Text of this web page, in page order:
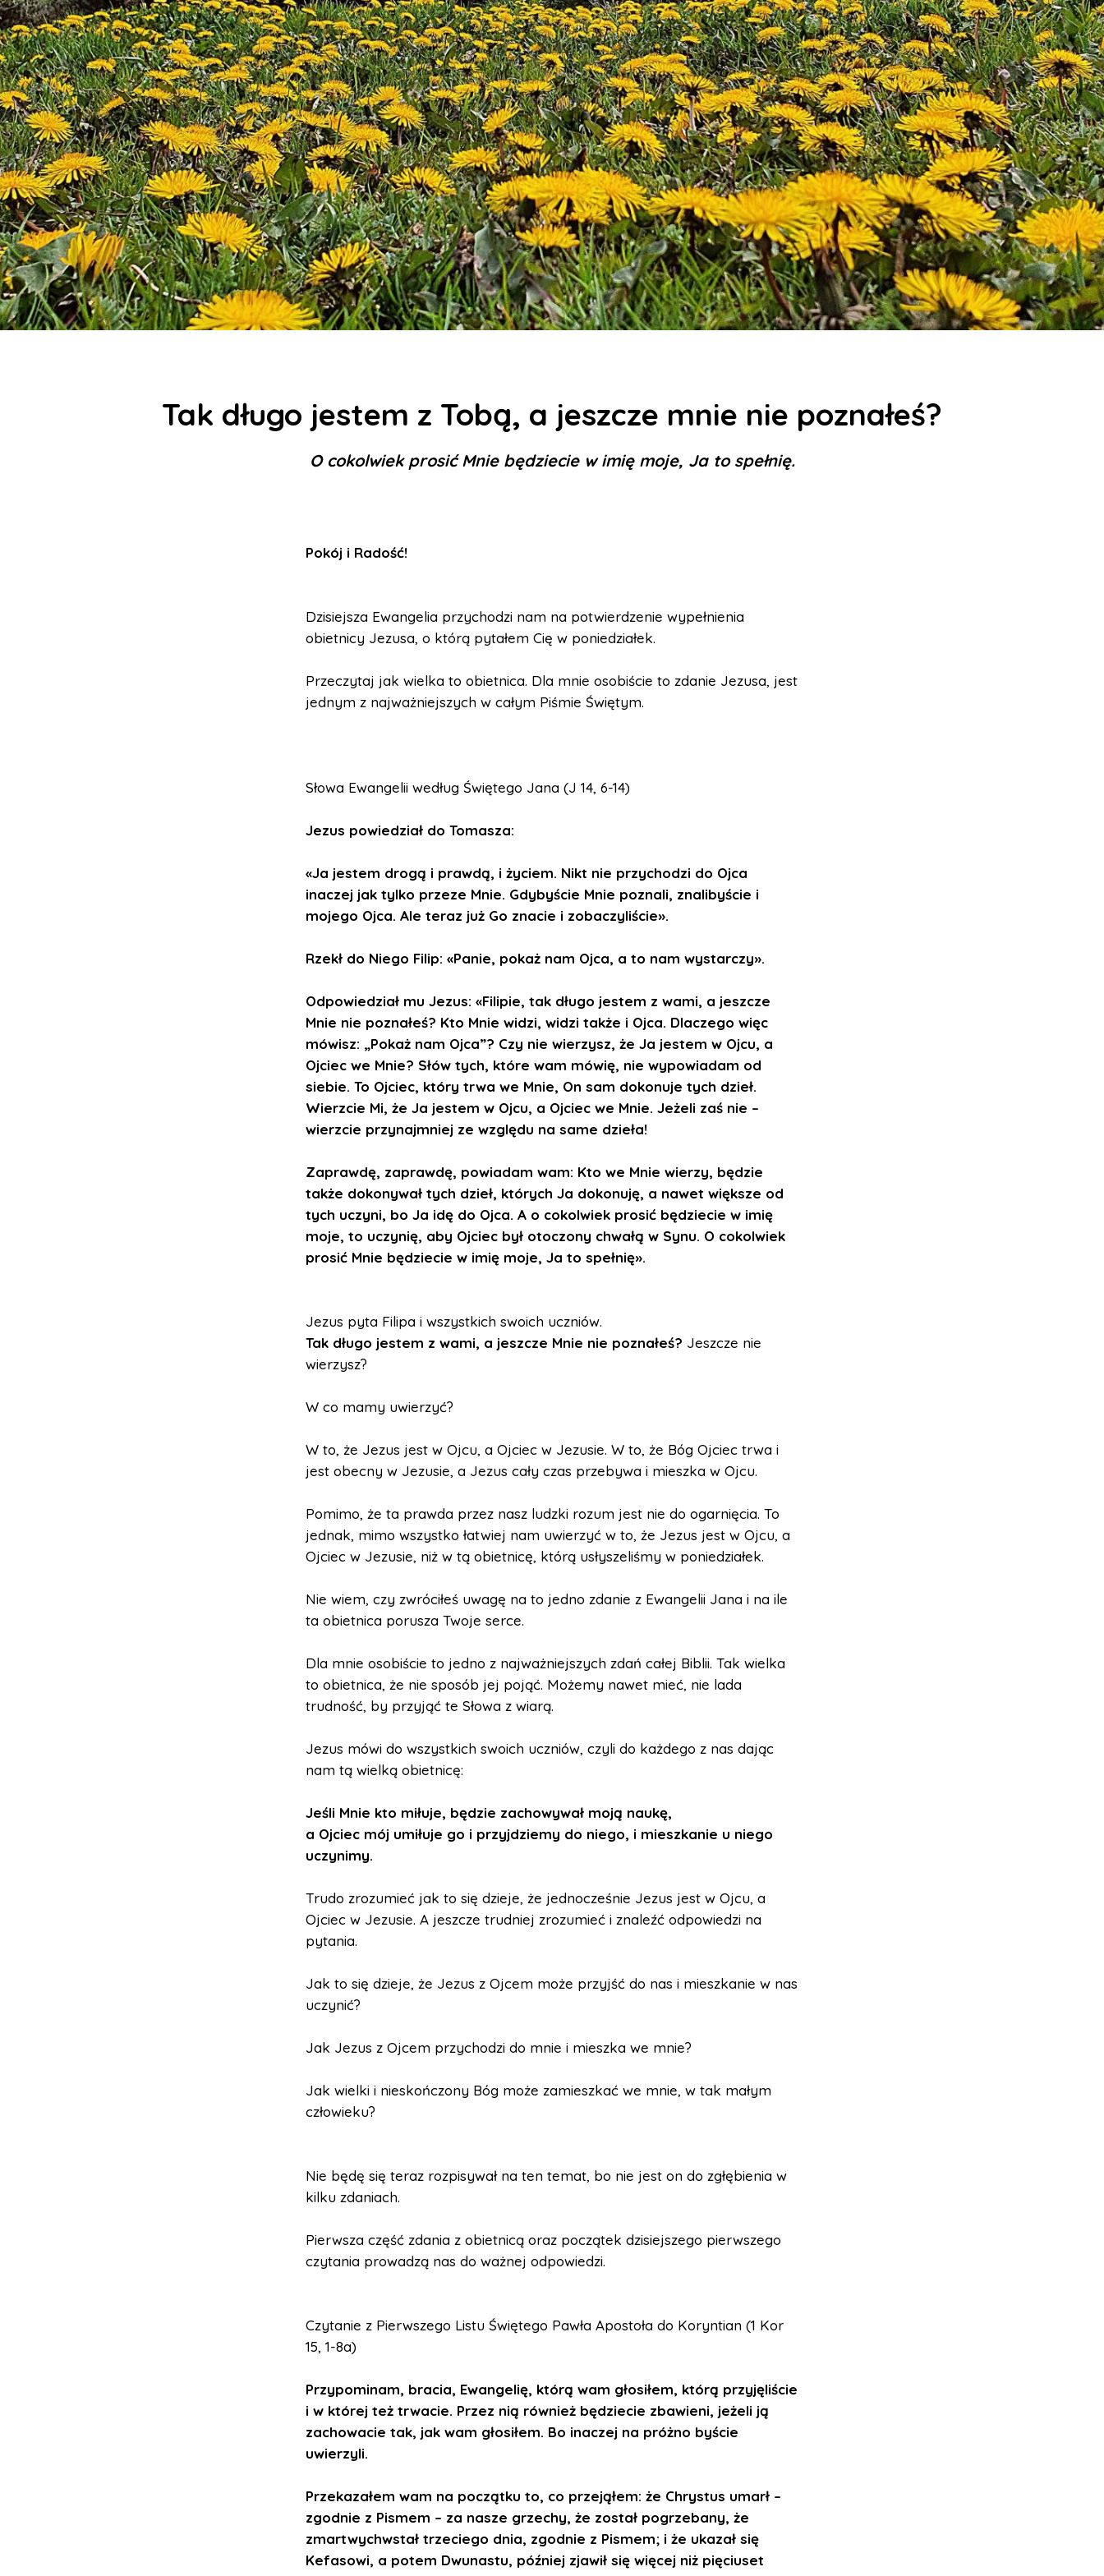
Tak długo jestem z Tobą, a jeszcze mnie nie poznałeś?
O cokolwiek prosić Mnie będziecie w imię moje, Ja to spełnię.
Pokój i Radość!
Dzisiejsza Ewangelia przychodzi nam na potwierdzenie wypełnienia
obietnicy Jezusa, o którą pytałem Cię w poniedziałek.
Przeczytaj jak wielka to obietnica. Dla mnie osobiście to zdanie Jezusa, jest
jednym z najważniejszych w całym Piśmie Świętym.
Słowa Ewangelii według Świętego Jana (J 14, 6-14)
Jezus powiedział do Tomasza:
«Ja jestem drogą i prawdą, i życiem. Nikt nie przychodzi do Ojca
inaczej jak tylko przeze Mnie. Gdybyście Mnie poznali, znalibyście i
mojego Ojca. Ale teraz już Go znacie i zobaczyliście».
Rzekł do Niego Filip: «Panie, pokaż nam Ojca, a to nam wystarczy».
Odpowiedział mu Jezus: «Filipie, tak długo jestem z wami, a jeszcze
Mnie nie poznałeś? Kto Mnie widzi, widzi także i Ojca. Dlaczego więc
mówisz: „Pokaż nam Ojca”? Czy nie wierzysz, że Ja jestem w Ojcu, a
Ojciec we Mnie? Słów tych, które wam mówię, nie wypowiadam od
siebie. To Ojciec, który trwa we Mnie, On sam dokonuje tych dzieł.
Wierzcie Mi, że Ja jestem w Ojcu, a Ojciec we Mnie. Jeżeli zaś nie –
wierzcie przynajmniej ze względu na same dzieła!
Zaprawdę, zaprawdę, powiadam wam: Kto we Mnie wierzy, będzie
także dokonywał tych dzieł, których Ja dokonuję, a nawet większe od
tych uczyni, bo Ja idę do Ojca. A o cokolwiek prosić będziecie w imię
moje, to uczynię, aby Ojciec był otoczony chwałą w Synu. O cokolwiek
prosić Mnie będziecie w imię moje, Ja to spełnię».
Jezus pyta Filipa i wszystkich swoich uczniów.
Tak długo jestem z wami, a jeszcze Mnie nie poznałeś? Jeszcze nie
wierzysz?
W co mamy uwierzyć?
W to, że Jezus jest w Ojcu, a Ojciec w Jezusie. W to, że Bóg Ojciec trwa i
jest obecny w Jezusie, a Jezus cały czas przebywa i mieszka w Ojcu.
Pomimo, że ta prawda przez nasz ludzki rozum jest nie do ogarnięcia. To
jednak, mimo wszystko łatwiej nam uwierzyć w to, że Jezus jest w Ojcu, a
Ojciec w Jezusie, niż w tą obietnicę, którą usłyszeliśmy w poniedziałek.
Nie wiem, czy zwróciłeś uwagę na to jedno zdanie z Ewangelii Jana i na ile
ta obietnica porusza Twoje serce.
Dla mnie osobiście to jedno z najważniejszych zdań całej Biblii. Tak wielka
to obietnica, że nie sposób jej pojąć. Możemy nawet mieć, nie lada
trudność, by przyjąć te Słowa z wiarą.
Jezus mówi do wszystkich swoich uczniów, czyli do każdego z nas dając
nam tą wielką obietnicę:
Jeśli Mnie kto miłuje, będzie zachowywał moją naukę,
a Ojciec mój umiłuje go i przyjdziemy do niego, i mieszkanie u niego
uczynimy.
Trudo zrozumieć jak to się dzieje, że jednocześnie Jezus jest w Ojcu, a
Ojciec w Jezusie. A jeszcze trudniej zrozumieć i znaleźć odpowiedzi na
pytania.
Jak to się dzieje, że Jezus z Ojcem może przyjść do nas i mieszkanie w nas
uczynić?
Jak Jezus z Ojcem przychodzi do mnie i mieszka we mnie?
Jak wielki i nieskończony Bóg może zamieszkać we mnie, w tak małym
człowieku?
Nie będę się teraz rozpisywał na ten temat, bo nie jest on do zgłębienia w
kilku zdaniach.
Pierwsza część zdania z obietnicą oraz początek dzisiejszego pierwszego
czytania prowadzą nas do ważnej odpowiedzi.
Czytanie z Pierwszego Listu Świętego Pawła Apostoła do Koryntian (1 Kor
15, 1-8a)
Przypominam, bracia, Ewangelię, którą wam głosiłem, którą przyjęliście
i w której też trwacie. Przez nią również będziecie zbawieni, jeżeli ją
zachowacie tak, jak wam głosiłem. Bo inaczej na próżno byście
uwierzyli.
Przekazałem wam na początku to, co przejąłem: że Chrystus umarł –
zgodnie z Pismem – za nasze grzechy, że został pogrzebany, że
zmartwychwstał trzeciego dnia, zgodnie z Pismem; i że ukazał się
Kefasowi, a potem Dwunastu, później zjawił się więcej niż pięciuset